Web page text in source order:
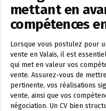
mettant en
compétences
Lorsque vous postulez pour
vente en Valais, il est
qui met en valeur vos
vente. Assurez-vous de
pertinente, vos réalisations
vente, ainsi que vos
négociation. Un CV bien